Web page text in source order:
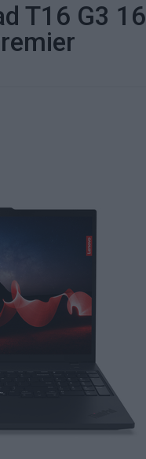
T16 G3